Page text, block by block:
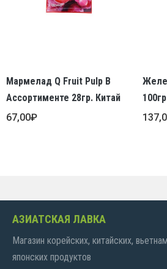
Мармелад Q Fruit Pulp В
Ассортименте 28гр. Китай
67,00₽
Желе
АЗИАТСКАЯ ЛАВКА
Магазин корейских, китайских,
японских продуктов